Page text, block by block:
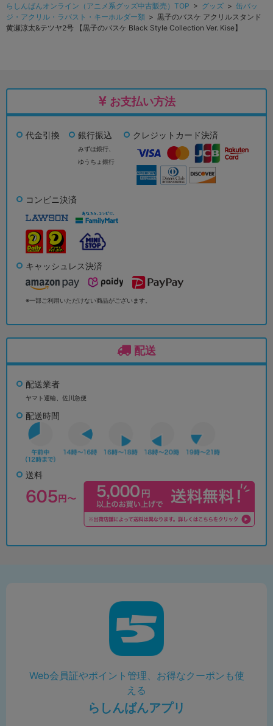
らしんばんオンライン（アニメ系グッズ中古販売）TOP > グッズ > 缶バッ
ジ・アクリル・ラバスト・キーホルダー類 > 黒子のバスケ アクリルスタンド
黄瀬涼太&テツヤ2号 【黒子のバスケ Black Style Collection Ver. Kise】
お支払い方法
代金引換 銀行振込
みずほ銀行、
ゆうちょ銀行
クレジットカード決済
コンビニ決済
キャッシュレス決済
※一部ご利用いただけない商品がございます。
配送
配送業者
ヤマト運輸、佐川急便
配送時間
送料
Web会員証やポイント管理、お得なクーポンも使
える
らしんばんアプリ